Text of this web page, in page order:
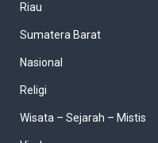
Riau
Sumatera Barat
Nasional
Religi
Wisata – Sejarah – Mistis